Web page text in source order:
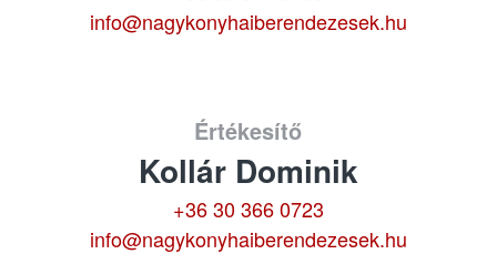
info@nagykonyhaiberendezesek.hu
Értékesítő
Kollár Dominik
+36 30 366 0723
info@nagykonyhaiberendezesek.hu